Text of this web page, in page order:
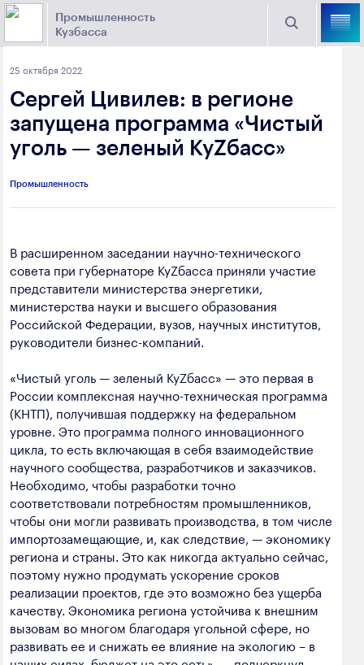
Промышленность
Кузбасса
Поиск
Торговая площадка Кузбасса
Выберите отрасль
Угольная промышленность
Электроэнергетика
Машиностроение
Промышленность строительных материалов
полезных ископаемых
Лёгкая промышленность
Лесная промышленность
Пищевая промышленность
Предприятия
Новости
650000, г. Кемерово, пр. Советский, 63
+7 (3842) 58-78-61
dprom@ako.ru
Создание сайта — Мэйк
25 октября 2022
Сергей Цивилев: в регионе
запущена программа «Чистый
уголь — зеленый КуZбасс»
Промышленность
В расширенном заседании научно-технического
совета при губернаторе КуZбасса приняли участие
представители министерства энергетики,
министерства науки и высшего образования
Российской Федерации, вузов, научных институтов,
руководители бизнес-компаний.
«Чистый уголь — зеленый КуZбасс» — это первая в
России комплексная научно-техническая программа
(КНТП), получившая поддержку на федеральном
уровне. Это программа полного инновационного
цикла, то есть включающая в себя взаимодействие
научного сообщества, разработчиков и заказчиков.
Необходимо, чтобы разработки точно
соответствовали потребностям промышленников,
чтобы они могли развивать производства, в том числе
импортозамещающие, и, как следствие, — экономику
региона и страны. Это как никогда актуально сейчас,
поэтому нужно продумать ускорение сроков
реализации проектов, где это возможно без ущерба
качеству. Экономика региона устойчива к внешним
вызовам во многом благодаря угольной сфере, но
развивать ее и снижать ее влияние на экологию – в